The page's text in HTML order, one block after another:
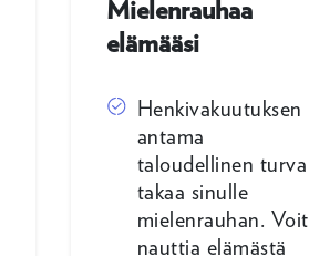
Mielenrauhaa
elämääsi
Henkivakuutuksen
antama
taloudellinen turva
takaa sinulle
mielenrauhan. Voit
nauttia elämästä